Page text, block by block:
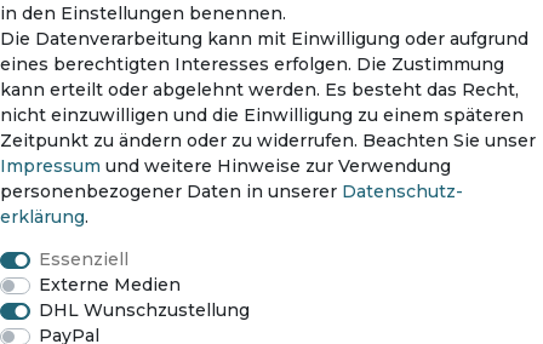
Zahlungsmethoden
in den Einstellungen benennen.
Die Datenverarbeitung kann mit Einwilligung oder aufgrund
eines berechtigten Interesses erfolgen. Die Zustimmung
kann erteilt oder abgelehnt werden. Es besteht das Recht,
nicht einzuwilligen und die Einwilligung zu einem späteren
Zeitpunkt zu ändern oder zu widerrufen. Beachten Sie unser
Impressum und weitere Hinweise zur Verwendung
personenbezogener Daten in unserer Daten­schutz­
erklärung.
Essenziell
Externe Medien
DHL Wunschzustellung
PayPal